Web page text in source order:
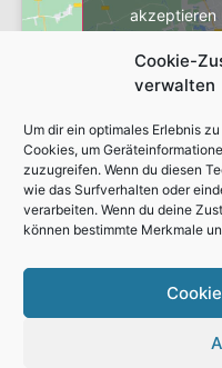
Cookie-
verwalten
Um dir ein optimales Erlebnis
Cookies, um
zuzugreifen. Wenn du diesen
wie das Surfverhalten oder
verarbeiten. Wenn du deine
können bestimmte Merkmale
akzeptieren
Austellung
Förderung &